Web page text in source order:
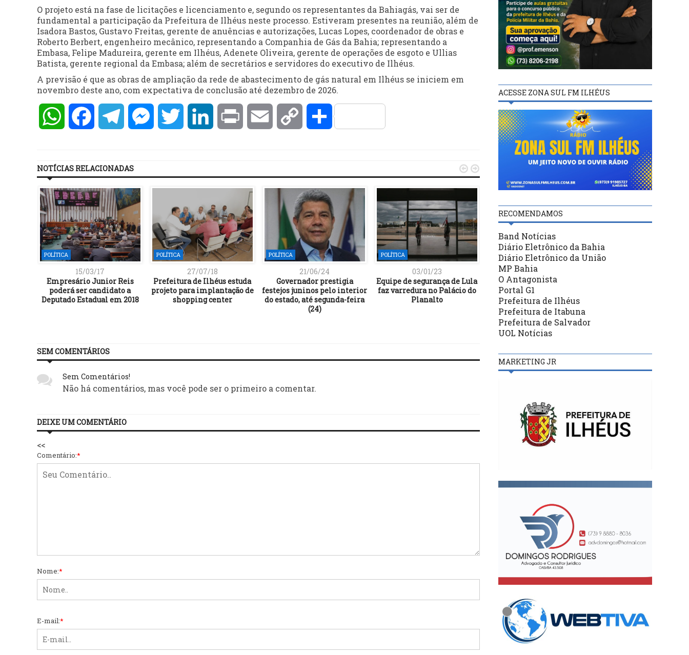
O projeto está na fase de licitações e licenciamento e, segundo os representantes da Bahiagás, vai ser de
fundamental a participação da Prefeitura de Ilhéus neste processo. Estiveram presentes na reunião, além de
Isadora Bastos, Gustavo Freitas, gerente de anuências e autorizações, Lucas Lopes, coordenador de obras e
Roberto Berbert, engenheiro mecânico, representando a Companhia de Gás da Bahia; representando a
Embasa, Felipe Madureira, gerente em Ilhéus, Adenete Oliveira, gerente de operações de esgoto e Ullias
Batista, gerente regional da Embasa; além de secretários e servidores do executivo de Ilhéus.
A previsão é que as obras de ampliação da rede de abastecimento de gás natural em Ilhéus se iniciem em
novembro deste ano, com expectativa de conclusão até dezembro de 2026.
WhatsAppFacebookTelegramMessengerTwitter LinkedInPrint Email Copy Compartilhar
NOTÍCIAS RELACIONADAS
POLÍTICA
15/03/17
Empresário Junior Reis
poderá ser candidato a
Deputado Estadual em 2018
POLÍTICA
27/07/18
Prefeitura de Ilhéus estuda
projeto para implantação de
shopping center
POLÍTICA
21/06/24
Governador prestigia
festejos juninos pelo interior
do estado, até segunda-feira
(24)
POLÍTICA
03/01/23
Equipe de segurança de Lula
faz varredura no Palácio do
Planalto
POLÍTICA
12/03/21
Comissão de saúde tem
agenda com secretário e
debate sobre PL que cria o
Prontuário Eletrônico do
Paciente
 
SEM COMENTÁRIOS
Sem Comentários!
Não há comentários, mas você pode ser o primeiro a comentar.
DEIXE UM COMENTÁRIO
<<
Comentário:*
Nome:*
E-mail:*
ACESSE ZONA SUL FM ILHÉUS
RECOMENDAMOS
Band Notícias
Diário Eletrônico da Bahia
Diário Eletrônico da União
MP Bahia
O Antagonista
Portal G1
Prefeitura de Ilhéus
Prefeitura de Itabuna
Prefeitura de Salvador
UOL Notícias
MARKETING JR